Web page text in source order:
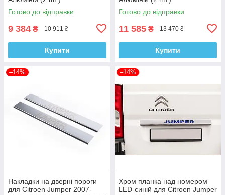
Готово до відправки
9 384 ₴ 10 911 ₴
Купити
Готово до відправки
11 585 ₴ 13 470 ₴
Купити
–14%
Накладки на дверні пороги
для Citroen Jumper 2007-
–14%
Хром планка над номером
LED-синій для Citroen Jumper